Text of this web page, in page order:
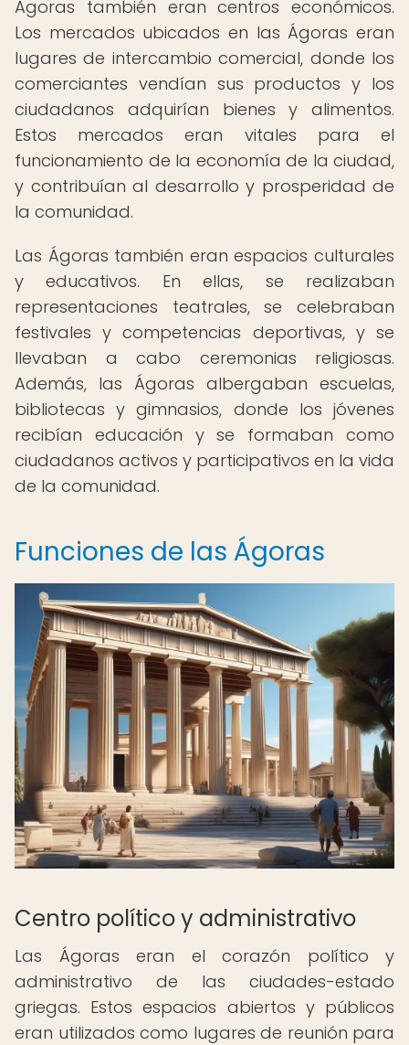
Ágoras también eran centros económicos.
Los mercados ubicados en las Ágoras eran
lugares de intercambio comercial, donde los
comerciantes vendían sus productos y los
ciudadanos adquirían bienes y alimentos.
Estos mercados eran vitales para el
funcionamiento de la economía de la ciudad,
y contribuían al desarrollo y prosperidad de
la comunidad.
Las Ágoras también eran espacios culturales
y educativos. En ellas, se realizaban
representaciones teatrales, se celebraban
festivales y competencias deportivas, y se
llevaban a cabo ceremonias religiosas.
Además, las Ágoras albergaban escuelas,
bibliotecas y gimnasios, donde los jóvenes
recibían educación y se formaban como
ciudadanos activos y participativos en la vida
de la comunidad.
Funciones de las Ágoras
Centro político y administrativo
Las Ágoras eran el corazón político y
administrativo de las ciudades-estado
griegas. Estos espacios abiertos y públicos
eran utilizados como lugares de reunión para